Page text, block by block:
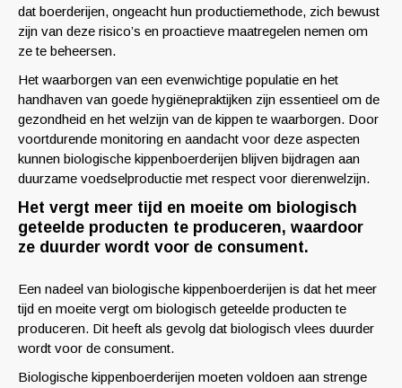
dat boerderijen, ongeacht hun productiemethode, zich bewust
zijn van deze risico’s en proactieve maatregelen nemen om
ze te beheersen.
Het waarborgen van een evenwichtige populatie en het
handhaven van goede hygiënepraktijken zijn essentieel om de
gezondheid en het welzijn van de kippen te waarborgen. Door
voortdurende monitoring en aandacht voor deze aspecten
kunnen biologische kippenboerderijen blijven bijdragen aan
duurzame voedselproductie met respect voor dierenwelzijn.
Het vergt meer tijd en moeite om biologisch
geteelde producten te produceren, waardoor
ze duurder wordt voor de consument.
Een nadeel van biologische kippenboerderijen is dat het meer
tijd en moeite vergt om biologisch geteelde producten te
produceren. Dit heeft als gevolg dat biologisch vlees duurder
wordt voor de consument.
Biologische kippenboerderijen moeten voldoen aan strenge